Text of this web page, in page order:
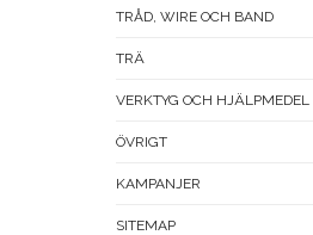
TRÅD, WIRE OCH BAND
TRÄ
VERKTYG OCH HJÄLPMEDEL
ÖVRIGT
KAMPANJER
SITEMAP